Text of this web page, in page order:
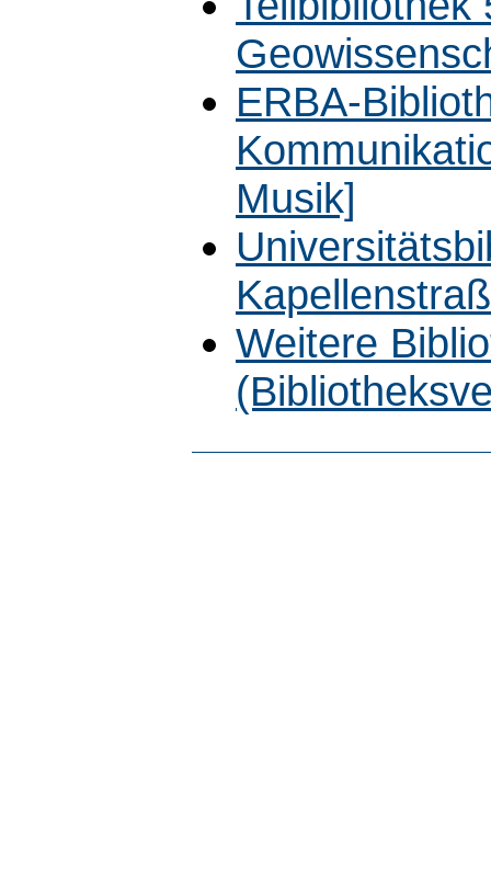
ERBA-
Musik]
Weitere